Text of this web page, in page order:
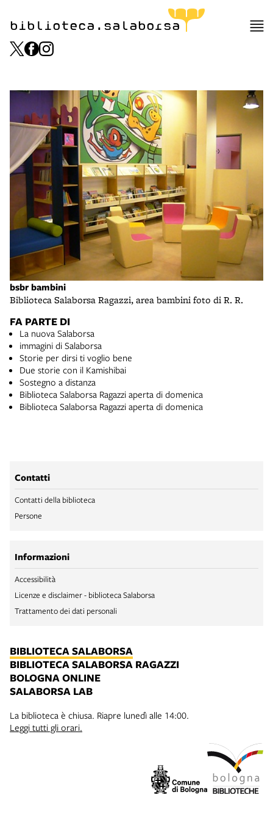
biblioteca.salaborsa
bsbr bambini
Biblioteca Salaborsa Ragazzi, area bambini foto di R. R.
FA PARTE DI
La nuova Salaborsa
immagini di Salaborsa
Storie per dirsi ti voglio bene
Due storie con il Kamishibai
Sostegno a distanza
Biblioteca Salaborsa Ragazzi aperta di domenica
Biblioteca Salaborsa Ragazzi aperta di domenica
Contatti
Contatti della biblioteca
Persone
Informazioni
Accessibilità
Licenze e disclaimer - biblioteca Salaborsa
Trattamento dei dati personali
BIBLIOTECA SALABORSA
BIBLIOTECA SALABORSA RAGAZZI
BOLOGNA ONLINE
SALABORSA LAB
La biblioteca è chiusa. Riapre lunedì alle 14:00.
Leggi tutti gli orari.